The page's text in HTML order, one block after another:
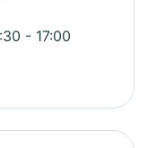
- 17:00